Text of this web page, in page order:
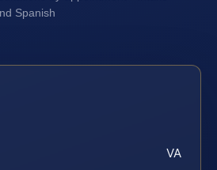
Spanish
VA